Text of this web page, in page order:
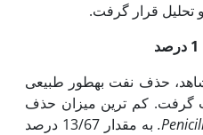
تحلیل قرار گرفت.
حذف نفت به­طور طبیعی
صورت گرفت. کم ترین میزان حذف
به مقدار 13/67 درصد